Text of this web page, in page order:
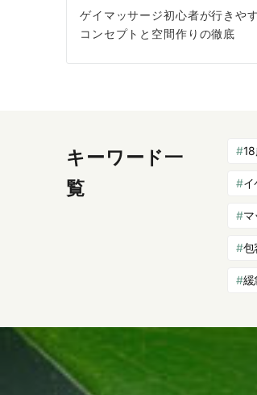
ゲイマッサージ初心者が行きや
コンセプトと空間作りの徹底
キーワード一
覧
イ
マ
包
緩